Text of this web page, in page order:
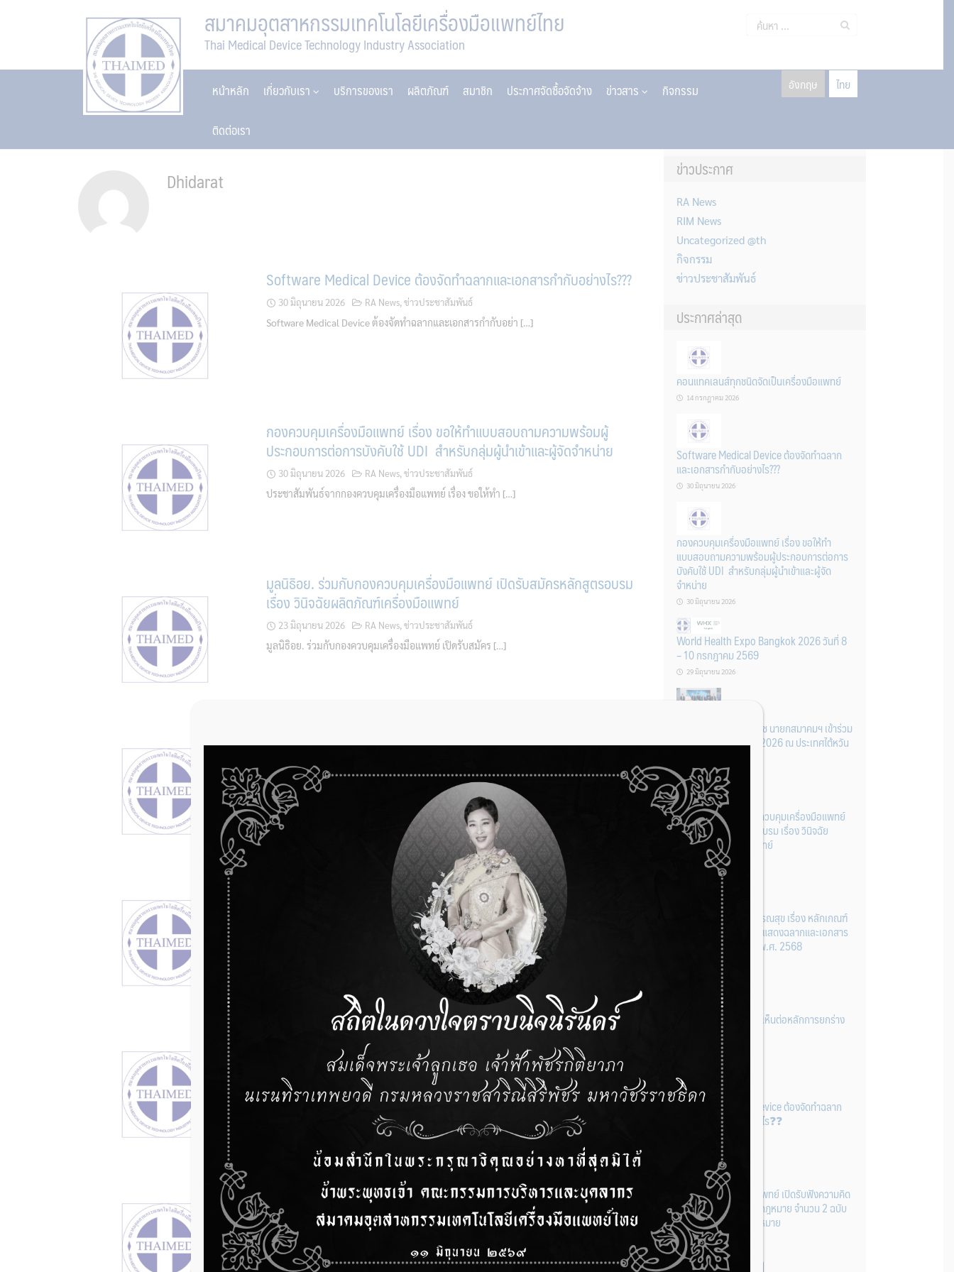
สมาคมอุตสาหกรรมเทคโนโลยีเครื่องมือแพทย์ไทย
Thai Medical Device Technology Industry Association
ค้นหา
หน้าหลัก เกี่ยวกับเรา บริการของเรา ผลิตภัณฑ์ สมาชิก ประกาศจัดซื้อจัดจ้าง ข่าวสาร
กิจกรรม
ติดต่อเรา
อังกฤษ ไทย
Dhidarat
Software Medical Device ต้องจัดทำฉลากและเอกสารกำกับอย่างไร???
30 มิถุนายน 2026 RA News, ข่าวประชาสัมพันธ์
Software Medical Device ต้องจัดทำฉลากและเอกสารกำกับอย่า […]
กองควบคุมเครื่องมือแพทย์ เรื่อง ขอให้ทำแบบสอบถามความพร้อมผู้
ประกอบการต่อการบังคับใช้ UDI สำหรับกลุ่มผู้นำเข้าและผู้จัดจำหน่าย
30 มิถุนายน 2026 RA News, ข่าวประชาสัมพันธ์
ประชาสัมพันธ์จากกองควบคุมเครื่องมือแพทย์ เรื่อง ขอให้ทำ […]
มูลนิธิอย. ร่วมกับกองควบคุมเครื่องมือแพทย์ เปิดรับสมัครหลักสูตรอบรม
เรื่อง วินิจฉัยผลิตภัณฑ์เครื่องมือแพทย์
23 มิถุนายน 2026 RA News, ข่าวประชาสัมพันธ์
มูลนิธิอย. ร่วมกับกองควบคุมเครื่องมือแพทย์ เปิดรับสมัคร […]
แสดงฉลากและเอกสารกำกับเครื่องมือแพทย์ พ.ศ. 2568
18 มิถุนายน 2026 RA News,ข่าวประชาสัมพันธ์
ประกาศกระทรวงสาธารณสุข เรื่อง หลักเกณฑ์ วิธีการ และเงื่ […]
อย. เปิดรับฟังความคิดเห็นต่อหลักการยกร่างกฎหมาย จำนวน 1 ฉบับ
RA News ข่าวประชาสัมพันธ์
อย. เปิดรับฟังความคิดเห็นต่อหลักการยกร่างกฎหมาย จำนวน 1 […]
Software Medical Device ต้องจัดทำฉลากและเอกสารกำกับอย่างไร❓❓
9 มิถุนายน 2026 RA News,ข่าวประชาสัมพันธ์
ประชาสัมพันธ์จากกองควบคุมเครื่องมือแพทย์ Software Medic […]
กองควบคุมเครื่องมือแพทย์ เปิดรับฟังความคิดเห็นต่อหลักการยกร่าง
กฎหมาย จำนวน 2 ฉบับ ผ่านระบบกลางทางกฎหมาย
9 มิถุนายน 2026 RA News
ประชาสัมพันธ์ จากกองควบคุมเครื่องมือแพทย์ 💥💥เปิดรับฟังค […]
ข่าวประกาศ
RA News
RIM News
Uncategorized @th
กิจกรรม
ข่าวประชาสัมพันธ์
ประกาศล่าสุด
คอนแทคเลนส์ทุกชนิดจัดเป็นเครื่องมือแพทย์
14 กรกฎาคม 2026
Software Medical Device ต้องจัดทำฉลาก
และเอกสารกำกับอย่างไร???
30 มิถุนายน 2026
กองควบคุมเครื่องมือแพทย์ เรื่อง ขอให้ทำ
แบบสอบถามความพร้อมผู้ประกอบการต่อการ
บังคับใช้ UDI สำหรับกลุ่มผู้นำเข้าและผู้จัด
จำหน่าย
30 มิถุนายน 2026
World Health Expo Bangkok 2026 วันที่ 8
– 10 กรกฎาคม 2569
29 มิถุนายน 2026
เภสัชกร ปรีชา พันธุ์ติเวช นายกสมาคมฯ เข้าร่วม
งาน Medical Taiwan 2026 ณ ประเทศไต้หวัน
มูลนิธิอย. ร่วมกับกองควบคุมเครื่องมือแพทย์
เปิดรับสมัครหลักสูตรอบรม เรื่อง วินิจฉัย
ผลิตภัณฑ์เครื่องมือแพทย์
23 มิถุนายน 2026
ประกาศกระทรวงสาธารณสุข เรื่อง หลักเกณฑ์
วิธีการ และเงื่อนไข การแสดงฉลากและเอกสาร
กำกับเครื่องมือแพทย์ พ.ศ. 2568
18 มิถุนายน 2026
อย. เปิดรับฟังความคิดเห็นต่อหลักการยกร่าง
กฎหมาย จำนวน 1 ฉบับ
10 มิถุนายน 2026
Software Medical Device ต้องจัดทำฉลาก
และเอกสารกำกับอย่างไร❓❓
9 มิถุนายน 2026
กองควบคุมเครื่องมือแพทย์ เปิดรับฟังความคิด
เห็นต่อหลักการยกร่างกฎหมาย จำนวน 2 ฉบับ
ผ่านระบบกลางทางกฎหมาย
9 มิถุนายน 2026